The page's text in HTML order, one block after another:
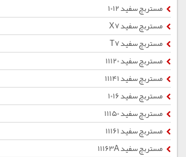
مستربچ سفید 1012
مستربچ سفید X7
مستربچ سفید T7
مستربچ سفید 11120
مستربچ سفید 11141
مستربچ سفید 1016
مستربچ سفید 11150
مستربچ سفید 11161
مستربچ سفید 11163A